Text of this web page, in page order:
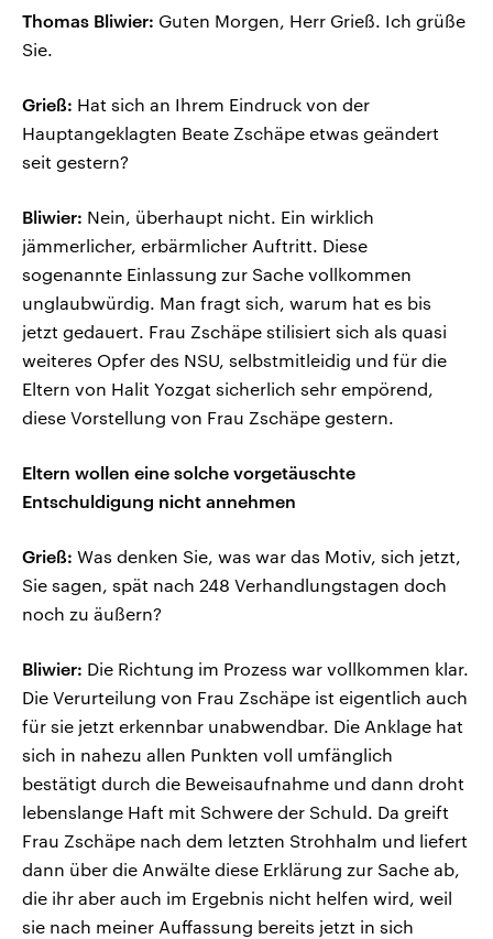
Thomas Bliwier: Guten Morgen, Herr Grieß. Ich grüße
Sie.
Grieß: Hat sich an Ihrem Eindruck von der
Hauptangeklagten Beate Zschäpe etwas geändert
seit gestern?
Bliwier: Nein, überhaupt nicht. Ein wirklich
jämmerlicher, erbärmlicher Auftritt. Diese
sogenannte Einlassung zur Sache vollkommen
unglaubwürdig. Man fragt sich, warum hat es bis
jetzt gedauert. Frau Zschäpe stilisiert sich als quasi
weiteres Opfer des NSU, selbstmitleidig und für die
Eltern von Halit Yozgat sicherlich sehr empörend,
diese Vorstellung von Frau Zschäpe gestern.
Eltern wollen eine solche vorgetäuschte
Entschuldigung nicht annehmen
Grieß: Was denken Sie, was war das Motiv, sich jetzt,
Sie sagen, spät nach 248 Verhandlungstagen doch
noch zu äußern?
Bliwier: Die Richtung im Prozess war vollkommen klar.
Die Verurteilung von Frau Zschäpe ist eigentlich auch
für sie jetzt erkennbar unabwendbar. Die Anklage hat
sich in nahezu allen Punkten voll umfänglich
bestätigt durch die Beweisaufnahme und dann droht
lebenslange Haft mit Schwere der Schuld. Da greift
Frau Zschäpe nach dem letzten Strohhalm und liefert
dann über die Anwälte diese Erklärung zur Sache ab,
die ihr aber auch im Ergebnis nicht helfen wird, weil
sie nach meiner Auffassung bereits jetzt in sich